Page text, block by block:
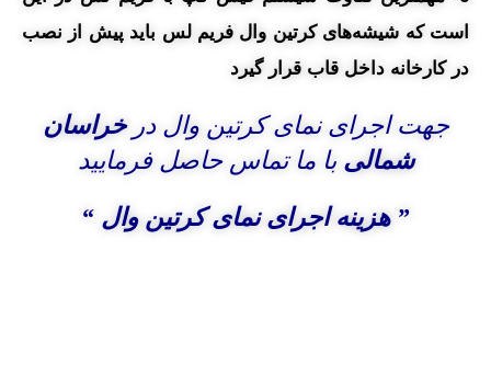
است که شیشه‌های کرتین وال فریم لس باید پیش از نصب
در کارخانه داخل قاب قرار گیرد
جهت اجرای نمای کرتین وال درخراسان
شمالیبا ما تماس حاصل فرمایید
” هزینه اجرای نمای کرتین وال “